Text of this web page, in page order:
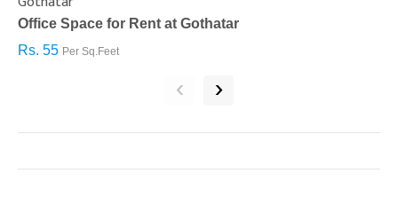
Office Space for Rent at Gothatar
Rs. 55 Per Sq.Feet
‹ ›